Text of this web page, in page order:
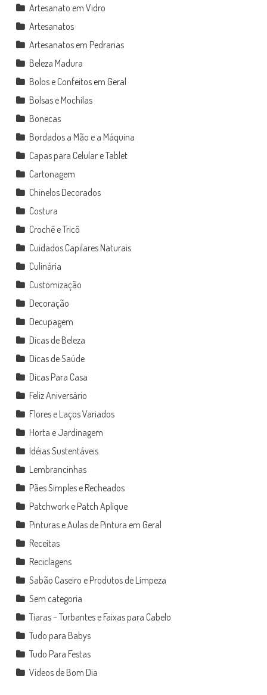
Artesanato em Vidro
Artesanatos
Artesanatos em Pedrarias
Beleza Madura
Bolos e Confeitos em Geral
Bolsas e Mochilas
Bonecas
Bordados a Mão e a Máquina
Capas para Celular e Tablet
Cartonagem
Chinelos Decorados
Costura
Crochê e Tricô
Cuidados Capilares Naturais
Culinária
Customização
Decoração
Decupagem
Dicas de Beleza
Dicas de Saúde
Dicas Para Casa
Feliz Aniversário
Flores e Laços Variados
Horta e Jardinagem
Idéias Sustentáveis
Lembrancinhas
Pães Simples e Recheados
Patchwork e Patch Aplique
Pinturas e Aulas de Pintura em Geral
Receitas
Reciclagens
Sabão Caseiro e Produtos de Limpeza
Sem categoria
Tiaras – Turbantes e Faixas para Cabelo
Tudo para Babys
Tudo Para Festas
Vídeos de Bom Dia